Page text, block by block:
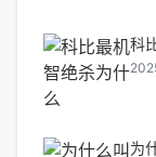
科
为